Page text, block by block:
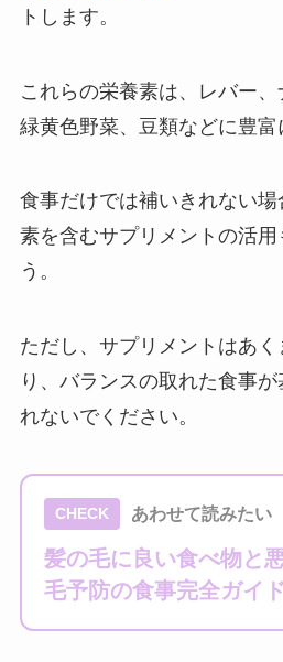
トします。
これらの栄養素は、レバー、
緑黄色野菜、豆類などに豊富
食事だけでは補いきれない
素を含むサプリメントの活用
う。
ただし、サプリメントはあ
り、バランスの取れた食事
れないでください。
CHECK あわせて読みたい
髪の毛に良い食べ物と
毛予防の食事完全ガイド